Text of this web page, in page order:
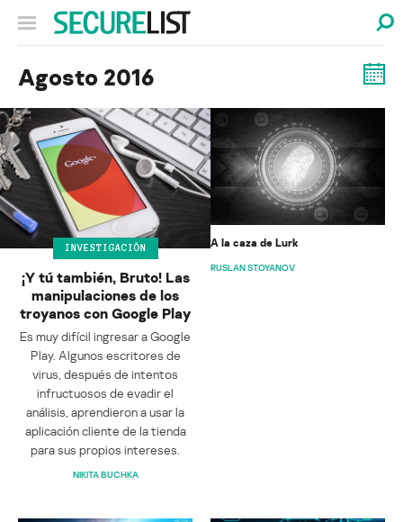
Agosto 2016
INVESTIGACIÓN
¡Y tú también, Bruto! Las
manipulaciones de los
troyanos con Google Play
Es muy difícil ingresar a Google
Play. Algunos escritores de
virus, después de intentos
infructuosos de evadir el
análisis, aprendieron a usar la
aplicación cliente de la tienda
para sus propios intereses.
NIKITA BUCHKA
A la caza de Lurk
RUSLAN STOYANOV